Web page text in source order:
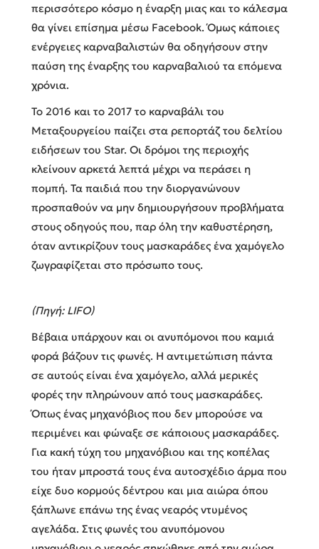
περισσότερο κόσμο η έναρξη μιας και το κάλεσμα
θα γίνει επίσημα μέσω Facebook. Όμως κάποιες
ενέργειες καρναβαλιστών θα οδηγήσουν στην
παύση της έναρξης του καρναβαλιού τα επόμενα
χρόνια.
Το 2016 και το 2017 το καρναβάλι του
Μεταξουργείου παίζει στα ρεπορτάζ του δελτίου
ειδήσεων του Star. Οι δρόμοι της περιοχής
κλείνουν αρκετά λεπτά μέχρι να περάσει η
πομπή. Τα παιδιά που την διοργανώνουν
προσπαθούν να μην δημιουργήσουν προβλήματα
στους οδηγούς που, παρ όλη την καθυστέρηση,
όταν αντικρίζουν τους μασκαράδες ένα χαμόγελο
ζωγραφίζεται στο πρόσωπο τους.
(Πηγή: LIFO)
Βέβαια υπάρχουν και οι ανυπόμονοι που καμιά
φορά βάζουν τις φωνές. Η αντιμετώπιση πάντα
σε αυτούς είναι ένα χαμόγελο, αλλά μερικές
φορές την πληρώνουν από τους μασκαράδες.
Όπως ένας μηχανόβιος που δεν μπορούσε να
περιμένει και φώναξε σε κάποιους μασκαράδες.
Για κακή τύχη του μηχανόβιου και της κοπέλας
του ήταν μπροστά τους ένα αυτοσχέδιο άρμα που
είχε δυο κορμούς δέντρου και μια αιώρα όπου
ξάπλωνε επάνω της ένας νεαρός ντυμένος
αγελάδα. Στις φωνές του ανυπόμονου